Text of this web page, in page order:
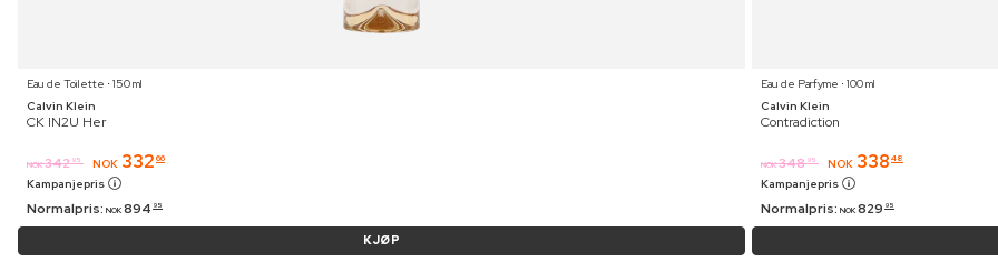
Eau de Toilette ⋅ 150 ml
Calvin Klein
CK IN2U Her
NOK 342 95 NOK 332 66
Kampanjepris
Normalpris: NOK 894 95
KJØP
Eau de Parfyme ⋅ 100 ml
Calvin Klein
Contradiction
NOK 348 95 NOK 338 48
Kampanjepris
Normalpris: NOK 829 95